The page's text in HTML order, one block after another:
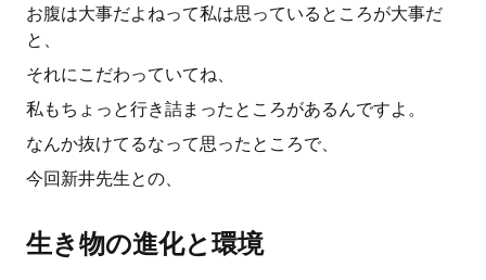
お腹は大事だよねって私は思っているところが大事だ
と、
それにこだわっていてね、
私もちょっと行き詰まったところがあるんですよ。
なんか抜けてるなって思ったところで、
今回新井先生との、
生き物の進化と環境